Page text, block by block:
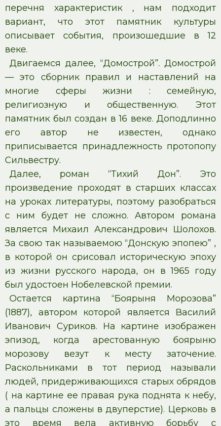
перечня характеристик , нам подходит
вариант, что этот памятник культуры
описывает события, произошедшие в 12
веке.
Двигаемся далее, “Домострой”. Домострой
— это сборник правил и наставлений на
многие сферы жизни : семейную,
религиозную и общественную. Этот
памятник был создан в 16 веке. Доподлинно
его автор не известен, однако
приписывается принадлежность протопопу
Сильвестру.
Далее, роман “Тихий Дон”. Это
произведение проходят в старших классах
на уроках литературы, поэтому разобраться
с ним будет не сложно. Автором романа
является Михаил Александрович Шолохов.
За свою так называемою “Донскую эпопею” ,
в которой он срисовал историческую эпоху
из жизни русского народа, он в 1965 году
был удостоен Нобелевской премии.
Остается картина “Боярыня Морозова”
(1887), автором которой является Василий
Иванович Суриков. На картине изображен
эпизод, когда арестованную боярыню
морозову везут к месту заточение.
Раскольниками в тот период называли
людей, придерживающихся старых обрядов
( на картине ее правая рука поднята к небу,
а пальцы сложены в двуперстие). Церковь в
это время вела активную борьбу с